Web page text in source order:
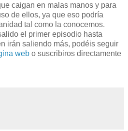
caigan en malas manos y para
de ellos, ya que eso podría
tal como la conocemos.
el primer episodio hasta
irán saliendo más, podéis seguir
web o suscribiros directamente